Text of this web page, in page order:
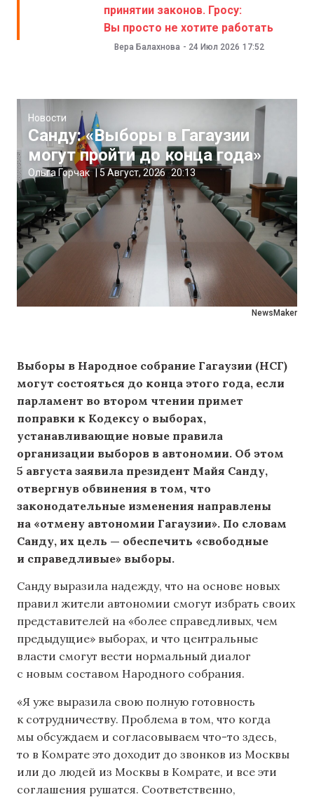
принятии законов. Гросу:
Вы просто не хотите работать
Вера Балахнова - 24 Июл 2026 17:52
NewsMaker
Новости
Санду: «Выборы в Гагаузии
могут пройти до конца года»
Ольга Горчак |5 Август, 2026 20:13
Выборы в Народное собрание Гагаузии (НСГ)
могут состояться до конца этого года, если
парламент во втором чтении примет
поправки к Кодексу о выборах,
устанавливающие новые правила
организации выборов в автономии. Об этом
5 августа заявила президент Майя Санду,
отвергнув обвинения в том, что
законодательные изменения направлены
на «отмену автономии Гагаузии». По словам
Санду, их цель — обеспечить «свободные
и справедливые» выборы.
Санду выразила надежду, что на основе новых
правил жители автономии смогут избрать своих
представителей на «более справедливых, чем
предыдущие» выборах, и что центральные
власти смогут вести нормальный диалог
с новым составом Народного собрания.
«Я уже выразила свою полную готовность
к сотрудничеству. Проблема в том, что когда
мы обсуждаем и согласовываем что-то здесь,
то в Комрате это доходит до звонков из Москвы
или до людей из Москвы в Комрате, и все эти
соглашения рушатся. Соответственно,